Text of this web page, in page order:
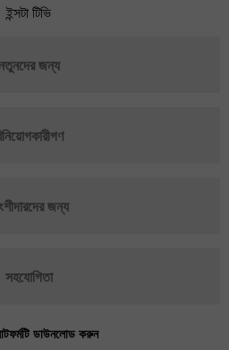
ইন্সটা টিভি
জন্য
জন্য
সহযোগিতা
ডাউনলোড করুন